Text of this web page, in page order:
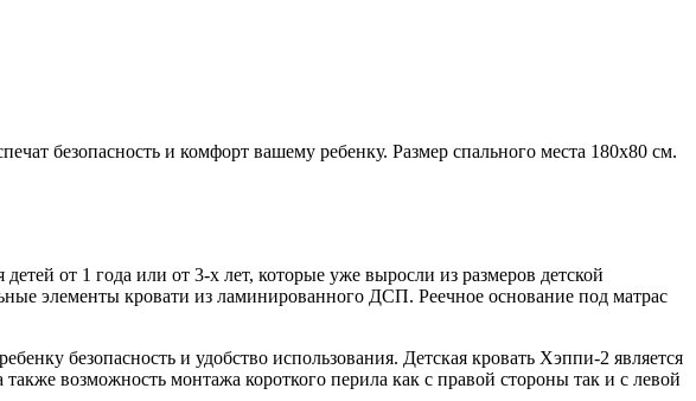
безопасность и комфорт вашему ребенку. Размер спального места 180х80 см.
от 1 года или от 3-х лет, которые уже выросли из размеров детской
элементы кровати из ламинированного ДСП. Реечное основание под матрас
безопасность и удобство использования. Детская кровать Хэппи-2 является
возможность монтажа короткого перила как с правой стороны так и с левой